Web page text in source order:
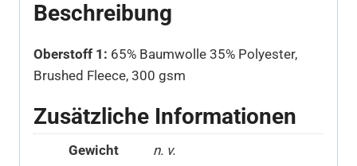
Beschreibung
Oberstoff 1: 65% Baumwolle 35% Polyester,
Brushed Fleece, 300 gsm
Zusätzliche Informationen
Gewicht n. v.